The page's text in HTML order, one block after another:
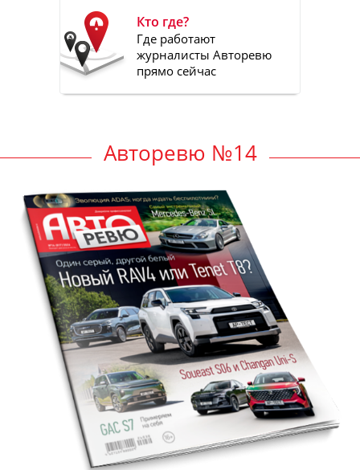
Кто где?
Где работают
журналисты Авторевю
прямо сейчас
Авторевю №14